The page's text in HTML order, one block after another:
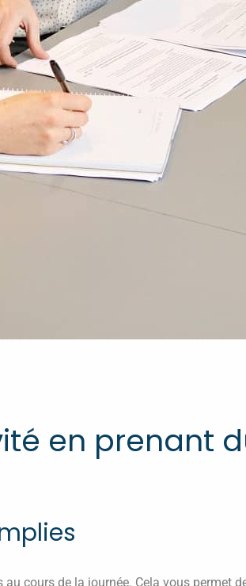
en prenant
cours de la journée. Cela vous permet